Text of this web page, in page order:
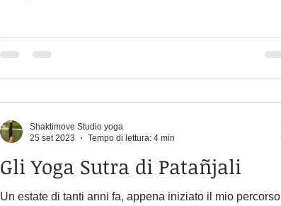
Gli Yoga Sutra di Patañjali
Un estate di tanti anni fa, appena iniziato il mio percorso
Shaktimove Studio yoga
25 set 2023
Tempo di lettura: 4 min